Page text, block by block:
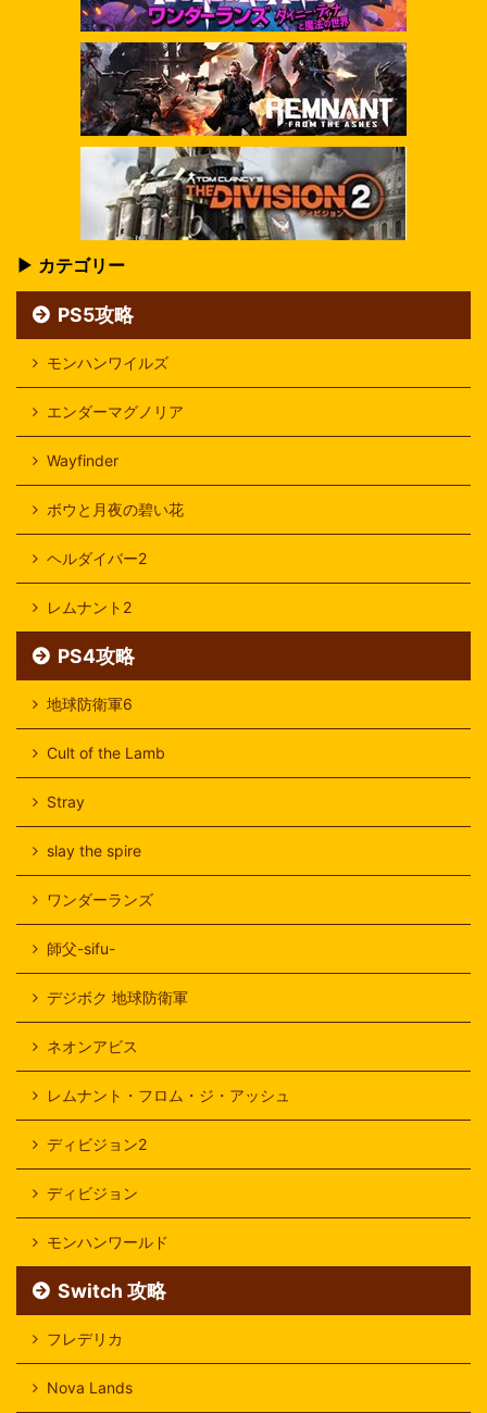
▶ カテゴリー
PS5攻略
モンハンワイルズ
エンダーマグノリア
Wayfinder
ボウと月夜の碧い花
ヘルダイバー2
レムナント2
PS4攻略
地球防衛軍6
Cult of the Lamb
Stray
slay the spire
ワンダーランズ
師父-sifu-
デジボク 地球防衛軍
ネオンアビス
レムナント・フロム・ジ・アッシュ
ディビジョン2
ディビジョン
モンハンワールド
Switch 攻略
フレデリカ
Nova Lands